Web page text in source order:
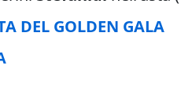
DEL GOLDEN GALA